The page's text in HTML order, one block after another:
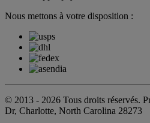
Nous mettons à votre disposition :
© 2013 - 2026 Tous droits réservés.
Dr, Charlotte, North Carolina 28273